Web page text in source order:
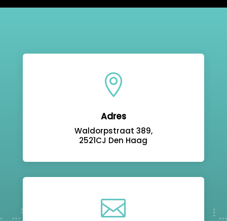

Adres
Waldorpstraat 389,
2521CJ Den Haag
